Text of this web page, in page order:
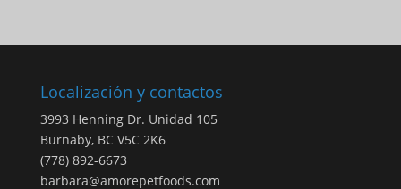
Localización y contactos
3993 Henning Dr. Unidad 105
Burnaby, BC V5C 2K6
(778) 892-6673
barbara@amorepetfoods.com